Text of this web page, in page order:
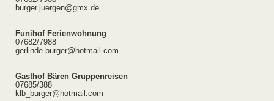
burger.juergen@gmx.de
Funihof Ferienwohnung
07682/7988
gerlinde.burger@hotmail.com
Gasthof Bären Gruppenreisen
07685/388
klb_burger@hotmail.com